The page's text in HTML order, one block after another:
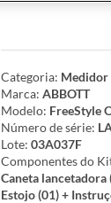
Categoria: Medidor
Marca: ABBOTT
Modelo: FreeStyle
Número de série:
Lote: 03A037F
Componentes do
Caneta lancetadora
Estojo (01) +